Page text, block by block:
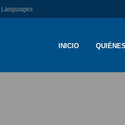
Languages
INICIO